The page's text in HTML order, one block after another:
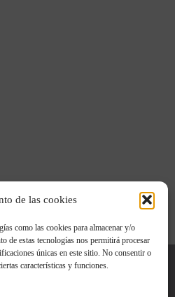
de las cookies
como las cookies para almacenar y/o
de estas tecnologías nos permitirá procesar
únicas en este sitio. No consentir o
características y funciones.